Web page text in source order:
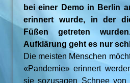
bei einer Demo in Berlin
erinnert wurde, in der
Füßen getreten
Aufklärung geht es nur
Die meisten Menschen
«Pandemie» erinnert
sie sozusagen Schnee von